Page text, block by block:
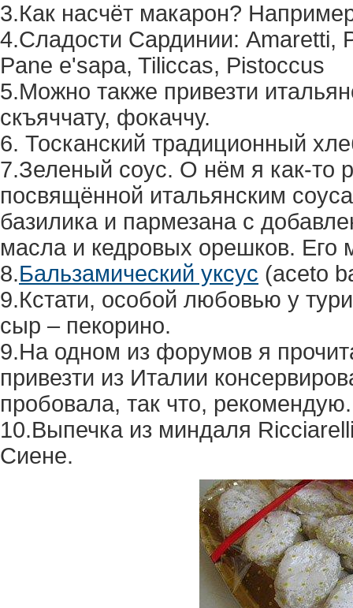
3.Как насчёт макарон?
4.Сладости Сардинии: Amaretti,
Pane e'sapa, Tiliccas, Pistoccus
5.Можно также привезти
скъяччату, фокаччу.
6. Тосканский традиционный
7.Зеленый соус. О нём я как-то
посвящённой итальянским
базилика и пармезана с
масла и кедровых орешков. Его
8.Бальзамический уксус (aceto
9.Кстати, особой любовью у
сыр – пекорино.
9.На одном из форумов я
привезти из Италии
пробовала, так что, рекомендую.
10.Выпечка из миндаля
Сиене.